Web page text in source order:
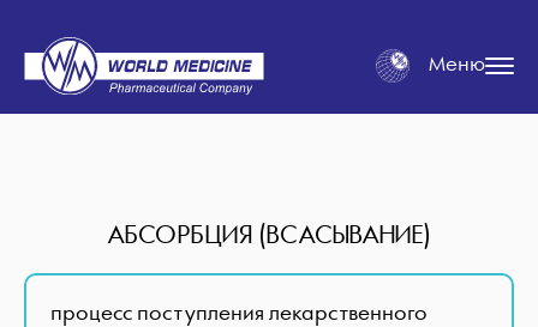
Меню
АБСОРБЦИЯ (ВСАСЫВАНИЕ)
процесс поступления лекарственного